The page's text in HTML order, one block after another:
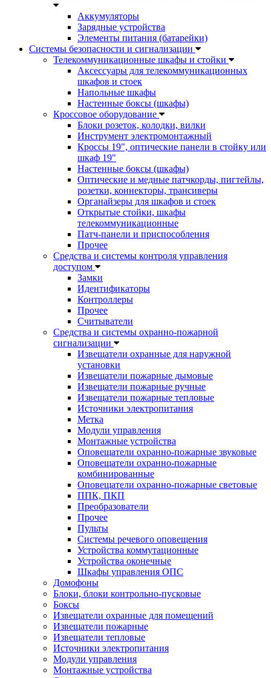
Аккумуляторы
Зарядные устройства
Элементы питания (батарейки)
Системы безопасности и сигнализации
Телекоммуникационные шкафы и стойки
Аксессуары для телекоммуникационных
шкафов и стоек
Напольные шкафы
Настенные боксы (шкафы)
Кроссовое оборудование
Блоки розеток, колодки, вилки
Инструмент электромонтажный
Кроссы 19", оптические панели в стойку или
шкаф 19"
Настенные боксы (шкафы)
Оптические и медные патчкорды, пигтейлы,
розетки, коннекторы, трансиверы
Органайзеры для шкафов и стоек
Открытые стойки, шкафы
телекоммуникационные
Патч-панели и приспособления
Прочее
Средства и системы контроля управления
доступом
Замки
Идентификаторы
Контроллеры
Прочее
Считыватели
Средства и системы охранно-пожарной
сигнализации
Извещатели охранные для наружной
установки
Извещатели пожарные дымовые
Извещатели пожарные ручные
Извещатели пожарные тепловые
Источники электропитания
Метка
Модули управления
Монтажные устройства
Оповещатели охранно-пожарные звуковые
Оповещатели охранно-пожарные
комбинированные
Оповещатели охранно-пожарные световые
ППК, ПКП
Преобразователи
Прочее
Пульты
Системы речевого оповещения
Устройства коммутационные
Устройства оконечные
Шкафы управления ОПС
Домофоны
Блоки, блоки контрольно-пусковые
Боксы
Извещатели охранные для помещений
Извещатели пожарные
Извещатели тепловые
Источники электропитания
Модули управления
Монтажные устройства